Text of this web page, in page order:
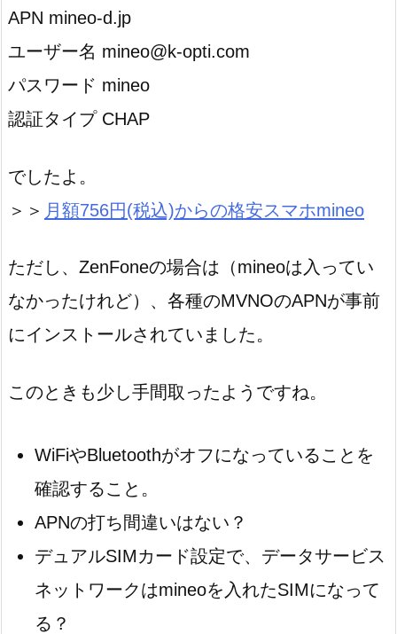
APN mineo-d.jp
ユーザー名 mineo@k-opti.com
パスワード mineo
認証タイプ CHAP
でしたよ。
＞＞ 月額756円(税込)からの格安スマホmineo
ただし、ZenFoneの場合は（mineoは入ってい
なかったけれど）、各種のMVNOのAPNが事前
にインストールされていました。
このときも少し手間取ったようですね。
WiFiやBluetoothがオフになっていることを
確認すること。
APNの打ち間違いはない？
デュアルSIMカード設定で、データサービス
ネットワークはmineoを入れたSIMになって
る？